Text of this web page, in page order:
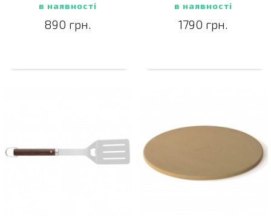
в наявності
890 грн.
в наявності
1790 грн.